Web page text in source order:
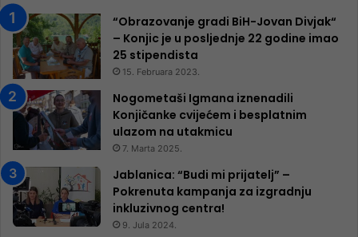
“Obrazovanje gradi BiH-Jovan Divjak“
– Konjic je u posljednje 22 godine imao
25 ​​stipendista
15. Februara 2023.
Nogometaši Igmana iznenadili
Konjičanke cvijećem i besplatnim
ulazom na utakmicu
7. Marta 2025.
Jablanica: “Budi mi prijatelj” –
Pokrenuta kampanja za izgradnju
inkluzivnog centra!
9. Jula 2024.